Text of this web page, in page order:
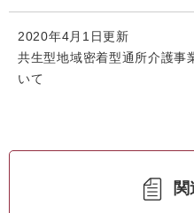
2020年4月1日更新
共生型地域密着型通所介護事
いて
関